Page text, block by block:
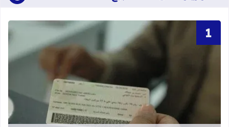
قراءة المزيد عن أحرف و أرقام